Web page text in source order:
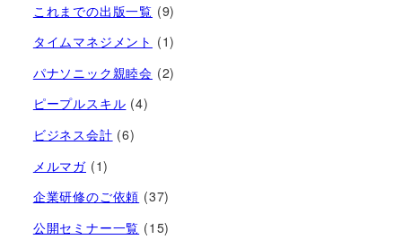
これまでの出版一覧 (9)
タイムマネジメント (1)
パナソニック親睦会 (2)
ピープルスキル (4)
ビジネス会計 (6)
メルマガ (1)
企業研修のご依頼 (37)
公開セミナー一覧 (15)